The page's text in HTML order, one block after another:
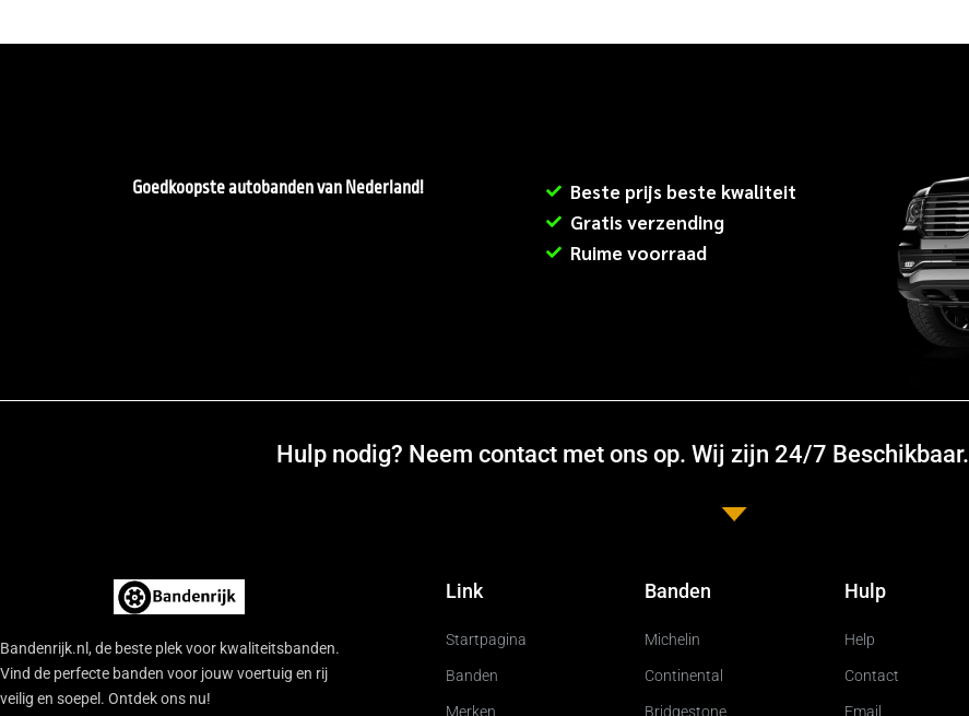
Goedkoopste autobanden van Nederland!
Beste prijs beste kwaliteit
Gratis verzending
Ruime voorraad
Hulp nodig? Neem contact met ons op. Wij zijn 24/7 Beschikbaar.
Bandenrijk.nl, de beste plek voor kwaliteitsbanden.
Vind de perfecte banden voor jouw voertuig en rij
veilig en soepel. Ontdek ons nu!
Link
Startpagina
Banden
Merken
Banden
Michelin
Continental
Bridgestone
Hulp
Help
Contact
Email